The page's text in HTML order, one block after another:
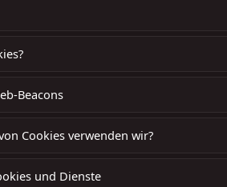
Beacons
Cookies verwenden wir?
und Dienste